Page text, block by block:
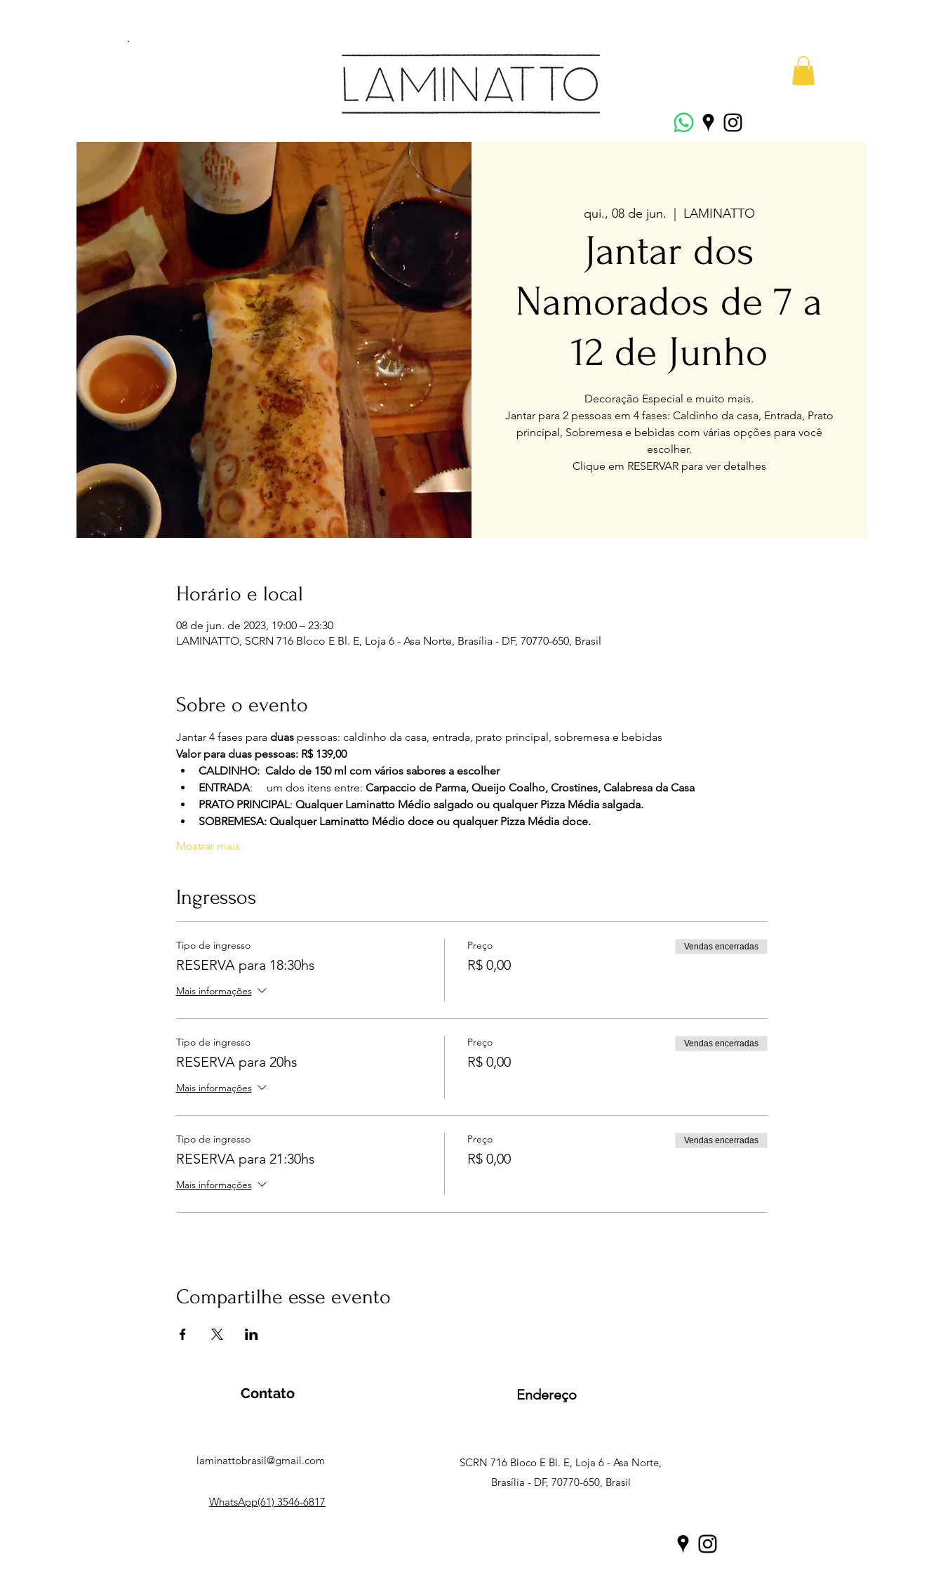
qui., 08 de jun. LAMINATTO
Jantar dos
Namorados de 7 a
12 de Junho
Decoração Especial e muito mais.
Jantar para 2 pessoas em 4 fases: Caldinho da casa, Entrada, Prato
principal, Sobremesa e bebidas com várias opções para você
escolher.
Clique em RESERVAR para ver detalhes
Horário e local
08 de jun. de 2023, 19:00 – 23:30
LAMINATTO, SCRN 716 Bloco E Bl. E, Loja 6 - Asa Norte, Brasília - DF, 70770-650, Brasil
Sobre o evento
Jantar 4 fases para duas pessoas: caldinho da casa, entrada, prato principal, sobremesa e bebidas
Valor para duas pessoas: R$ 139,00
CALDINHO:  Caldo de 150 ml com vários sabores a escolher
ENTRADA:     um dos itens entre: Carpaccio de Parma, Queijo Coalho, Crostines, Calabresa da Casa
PRATO PRINCIPAL: Qualquer Laminatto Médio salgado ou qualquer Pizza Média salgada.
SOBREMESA: Qualquer Laminatto Médio doce ou qualquer Pizza Média doce.
Mostrar mais
Ingressos
Tipo de ingresso
RESERVA para 18:30hs
Mais informações
Preço
R$ 0,00
Vendas encerradas
Tipo de ingresso
RESERVA para 20hs
Mais informações
Preço
R$ 0,00
Vendas encerradas
Tipo de ingresso
RESERVA para 21:30hs
Mais informações
Preço
R$ 0,00
Vendas encerradas
Compartilhe esse evento
Contato
laminattobrasil@gmail.com
Endereço
SCRN 716 Bloco E Bl. E, Loja 6 - Asa Norte,
Brasília - DF, 70770-650, Brasil
WhatsApp(61) 3546-6817